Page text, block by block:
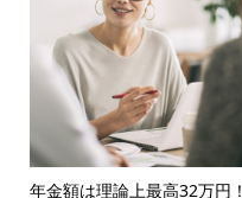
年金額は理論上最高32万円！